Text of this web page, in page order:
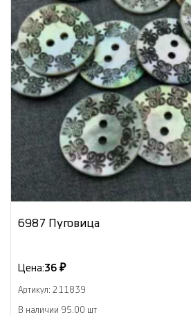
6987 Пуговица
Цена:36 ₽
Артикул: 211839
В наличии 95.00 шт